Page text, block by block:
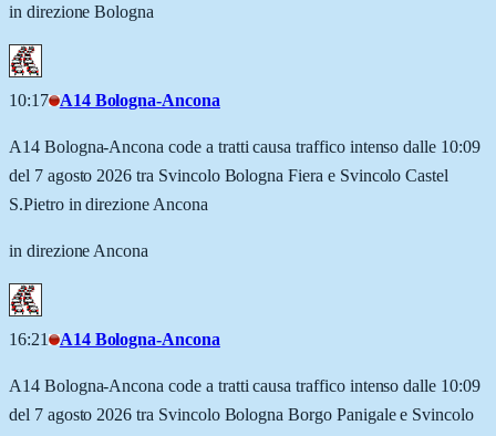
in direzione Bologna
10:17 A14 Bologna-Ancona
A14 Bologna-Ancona code a tratti causa traffico intenso dalle 10:09
del 7 agosto 2026 tra Svincolo Bologna Fiera e Svincolo Castel
S.Pietro in direzione Ancona
in direzione Ancona
16:21 A14 Bologna-Ancona
A14 Bologna-Ancona code a tratti causa traffico intenso dalle 10:09
del 7 agosto 2026 tra Svincolo Bologna Borgo Panigale e Svincolo